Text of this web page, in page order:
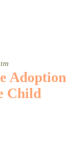
Adoption
Child